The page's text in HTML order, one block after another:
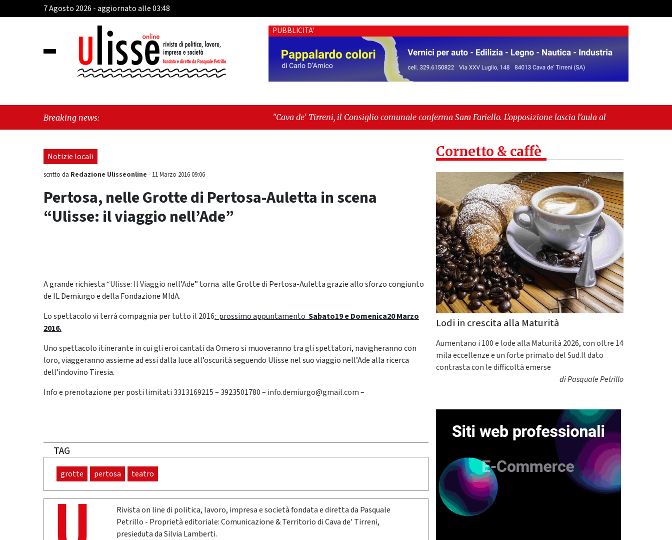
7 Agosto 2026 - aggiornato alle 03:48
PUBBLICITA'
Breaking news:
"Cava de' Tirreni, il Consiglio comunale conferma Sara Fariello. L'opposizione lascia l'aula al momento del voto"
-"Vietri sul Mare, giornata storica: la ceramica ammessa alla fase europea per l’IGP"
Notizie locali
scritto da Redazione Ulisseonline - 11 Marzo 2016 09:06
Pertosa, nelle Grotte di Pertosa-Auletta in scena
“Ulisse: il viaggio nell’Ade”
A grande richiesta “Ulisse: Il Viaggio nell’Ade” torna alle Grotte di Pertosa-Auletta grazie allo sforzo congiunto
de IL Demiurgo e della Fondazione MIdA.
Lo spettacolo vi terrà compagnia per tutto il 2016: prossimo appuntamento Sabato19 e Domenica20 Marzo
2016.
Uno spettacolo itinerante in cui gli eroi cantati da Omero si muoveranno tra gli spettatori, navigheranno con
loro, viaggeranno assieme ad essi dalla luce all’oscurità seguendo Ulisse nel suo viaggio nell’Ade alla ricerca
dell’indovino Tiresia.
Info e prenotazione per posti limitati3313169215– 3923501780 – info.demiurgo@gmail.com–
TAG
grotte pertosa teatro
Rivista on line di politica, lavoro, impresa e società fondata e diretta da Pasquale
Petrillo - Proprietà editoriale: Comunicazione & Territorio di Cava de' Tirreni,
presieduta da Silvia Lamberti.
Cornetto & caffè
Lodi in crescita alla Maturità
Aumentano i 100 e lode alla Maturità 2026, con oltre 14
mila eccellenze e un forte primato del Sud.Il dato
contrasta con le difficoltà emerse
diPasquale Petrillo